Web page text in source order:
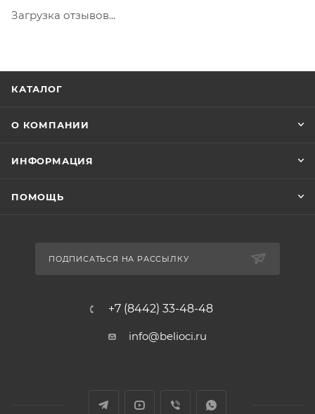
Загрузка отзывов...
КАТАЛОГ
О КОМПАНИИ
ИНФОРМАЦИЯ
ПОМОЩЬ
ПОДПИСАТЬСЯ НА РАССЫЛКУ
+7 (8442) 33-48-48
info@belioci.ru